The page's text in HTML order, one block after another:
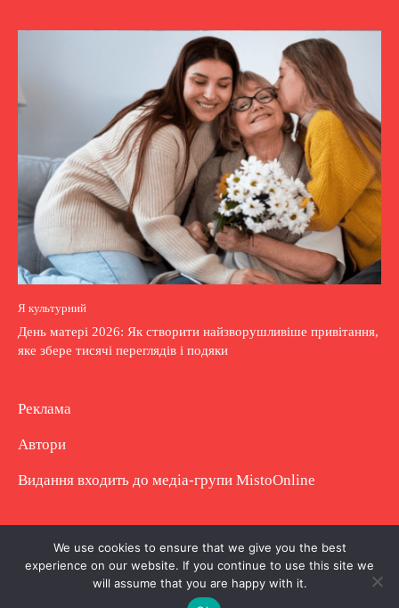
Я культурний
День матері 2026: Як створити найзворушливіше привітання,
яке збере тисячі переглядів і подяки
Реклама
Автори
Видання входить до медіа-групи MistoOnline
Copyright © Повне використання матеріалу
заборонено. Частково можна з гіперпосиланням.
We use cookies to ensure that we give you the best
experience on our website. If you continue to use this site we
will assume that you are happy with it.